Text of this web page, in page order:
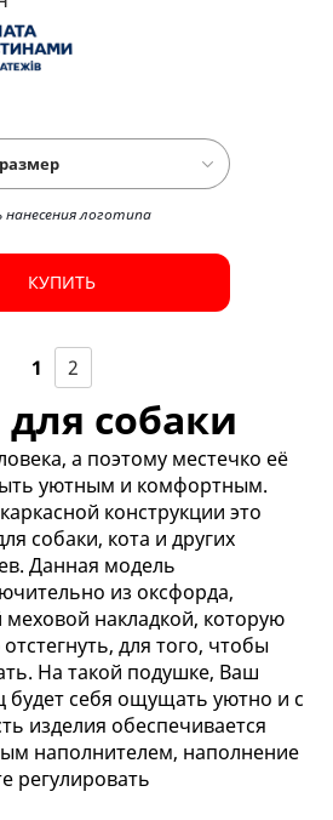
логотипа
КУПИТЬ
1 2
собаки
а поэтому местечко её
уютным и комфортным.
конструкции это
собаки, кота и других
Данная модель
из оксфорда,
накладкой, которую
для того, чтобы
На такой подушке, Ваш
себя ощущать уютно и с
изделия обеспечивается
наполнителем, наполнение
регулировать